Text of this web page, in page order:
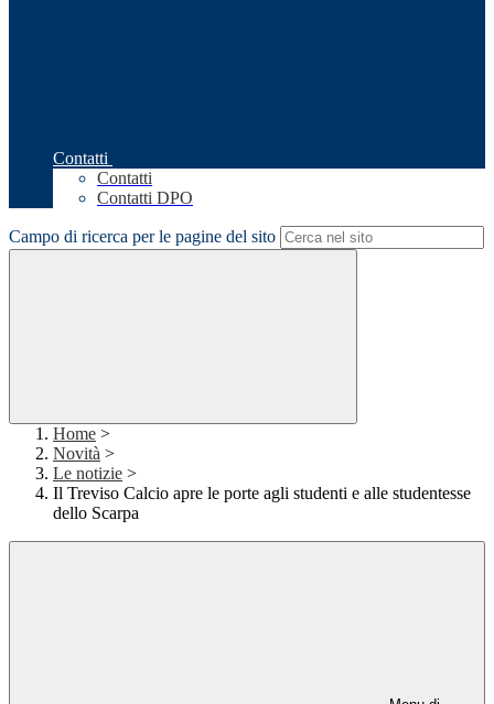
Contatti
Contatti
Contatti DPO
Campo di ricerca per le pagine del sito
Home >
Novità >
Le notizie >
Il Treviso Calcio apre le porte agli studenti e alle studentesse
dello Scarpa